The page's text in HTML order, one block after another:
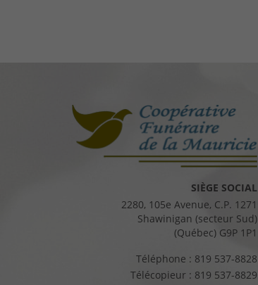
SIÈGE SOCIAL
2280, 105e Avenue, C.P. 1271
Shawinigan (secteur Sud)
(Québec) G9P 1P1
Téléphone : 819 537-8828
Télécopieur : 819 537-8829